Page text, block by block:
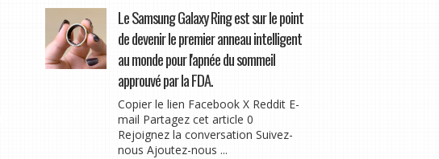
Le Samsung Galaxy Ring est sur le point
de devenir le premier anneau intelligent
au monde pour l'apnée du sommeil
approuvé par la FDA.
Copier le lien Facebook X Reddit E-
mail Partagez cet article 0
Rejoignez la conversation Suivez-
nous Ajoutez-nous ...